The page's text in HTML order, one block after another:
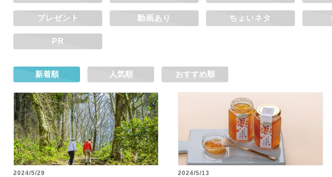
プレゼント 動画あり ちょいネタ
PR
新着順 人気順 おすすめ順
2024/5/29 2024/5/13